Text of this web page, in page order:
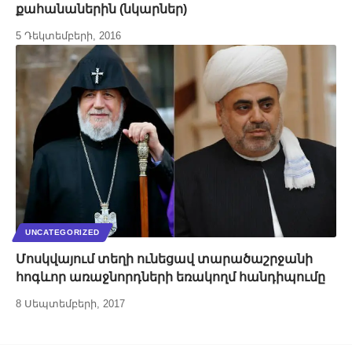
քահանաներին (նկարներ)
5 Դեկտեմբերի, 2016
UNCATEGORIZED
Մոսկվայում տեղի ունեցավ տարածաշրջանի
հոգևոր առաջնորդների եռակողմ հանդիպումը
8 Սեպտեմբերի, 2017